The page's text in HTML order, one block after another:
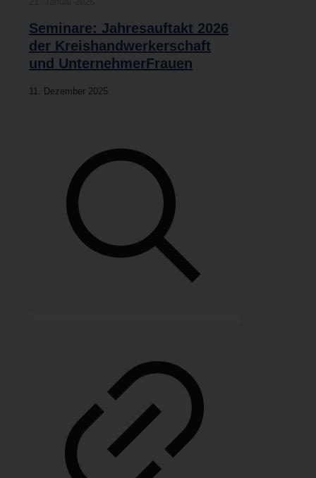
Semi­na­re: Jah­res­auf­takt 2026
der Kreis­hand­wer­ker­schaft
und UnternehmerFrauen
11. Dezem­ber 2025